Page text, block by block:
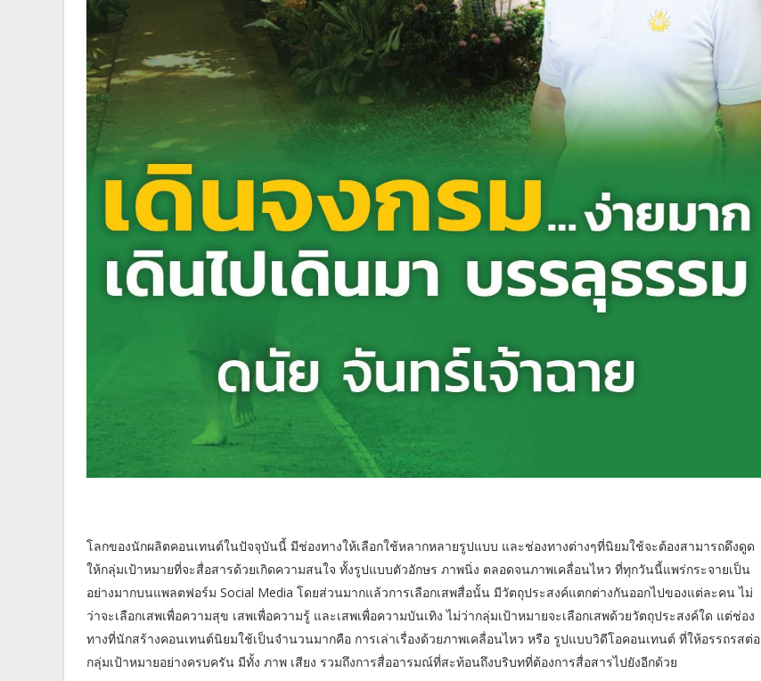
โลกของนักผลิตคอนเทนต์ในปัจจุบันนี้ มีช่องทางให้เลือกใช้หลากหลายรูปแบบ และช่องทางต่างๆที่นิยมใช้จะต้องสามารถดึงดูด
ให้กลุ่มเป้าหมายที่จะสื่อสารด้วยเกิดความสนใจ ทั้งรูปแบบตัวอักษร ภาพนิ่ง ตลอดจนภาพเคลื่อนไหว ที่ทุกวันนี้แพร่กระจายเป็น
อย่างมากบนแพลตฟอร์ม Social Media โดยส่วนมากแล้วการเลือกเสพสื่อนั้น มีวัตถุประสงค์แตกต่างกันออกไปของแต่ละคน ไม่
ว่าจะเลือกเสพเพื่อความสุข เสพเพื่อความรู้ และเสพเพื่อความบันเทิง ไม่ว่ากลุ่มเป้าหมายจะเลือกเสพด้วยวัตถุประสงค์ใด แต่ช่อง
ทางที่นักสร้างคอนเทนต์นิยมใช้เป็นจำนวนมากคือ การเล่าเรื่องด้วยภาพเคลื่อนไหว หรือ รูปแบบวิดีโอคอนเทนต์ ที่ให้อรรถรสต่อ
กลุ่มเป้าหมายอย่างครบครัน มีทั้ง ภาพ เสียง รวมถึงการสื่ออารมณ์ที่สะท้อนถึงบริบทที่ต้องการสื่อสารไปยังอีกด้วย